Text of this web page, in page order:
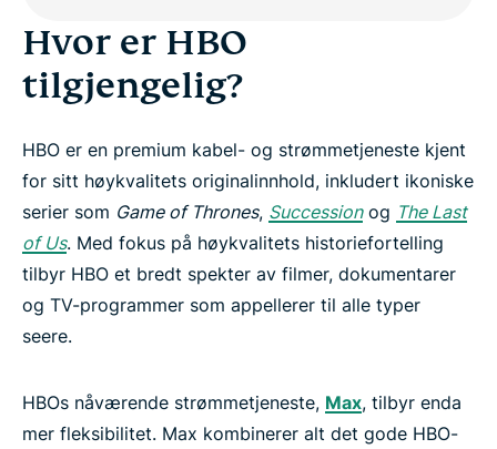
Hvor er HBO
tilgjengelig?
HBO er en premium kabel- og strømmetjeneste kjent
for sitt høykvalitets originalinnhold, inkludert ikoniske
serier som Game of Thrones, Successionog The Last
of Us. Med fokus på høykvalitets historiefortelling
tilbyr HBO et bredt spekter av filmer, dokumentarer
og TV-programmer som appellerer til alle typer
seere.
HBOs nåværende strømmetjeneste, Max, tilbyr enda
mer fleksibilitet. Max kombinerer alt det gode HBO-